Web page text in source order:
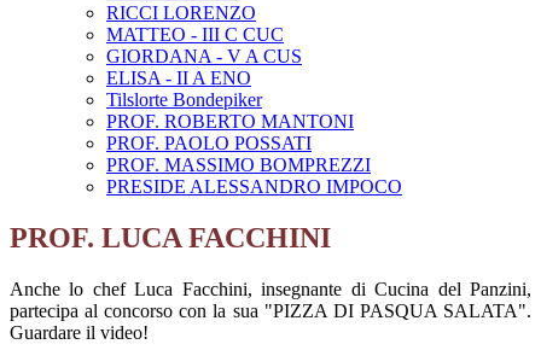
RICCI LORENZO
MATTEO - III C CUC
GIORDANA - V A CUS
ELISA - II A ENO
Tilslorte Bondepiker
PROF. ROBERTO MANTONI
PROF. PAOLO POSSATI
PROF. MASSIMO BOMPREZZI
PRESIDE ALESSANDRO IMPOCO
PROF. LUCA FACCHINI
Anche lo chef Luca Facchini, insegnante di Cucina del Panzini,
partecipa al concorso con la sua "PIZZA DI PASQUA SALATA".
Guardare il video!